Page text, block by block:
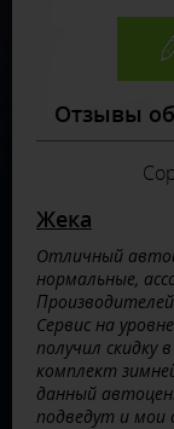
Отзывы
Жека
Отличный
нормальные,
Сервис на
получил скидку
комплект
данный
подведут и мои